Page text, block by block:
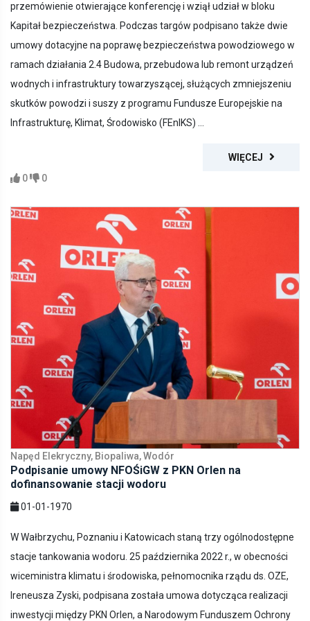
przemówienie otwierające konferencję i wziął udział w bloku
Kapitał bezpieczeństwa. Podczas targów podpisano także dwie
umowy dotacyjne na poprawę bezpieczeństwa powodziowego w
ramach działania 2.4 Budowa, przebudowa lub remont urządzeń
wodnych i infrastruktury towarzyszącej, służących zmniejszeniu
skutków powodzi i suszy z programu Fundusze Europejskie na
Infrastrukturę, Klimat, Środowisko (FEnIKS) ...
WIĘCEJ
0
0
Napęd Elekryczny, Biopaliwa, Wodór
Podpisanie umowy NFOŚiGW z PKN Orlen na
dofinansowanie stacji wodoru
01-01-1970
W Wałbrzychu, Poznaniu i Katowicach staną trzy ogólnodostępne
stacje tankowania wodoru. 25 października 2022 r., w obecności
wiceministra klimatu i środowiska, pełnomocnika rządu ds. OZE,
Ireneusza Zyski, podpisana została umowa dotycząca realizacji
inwestycji między PKN Orlen, a Narodowym Funduszem Ochrony